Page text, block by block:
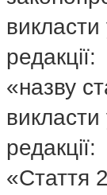
викласти
редакції:
«назву
викласти
редакції:
«Стаття